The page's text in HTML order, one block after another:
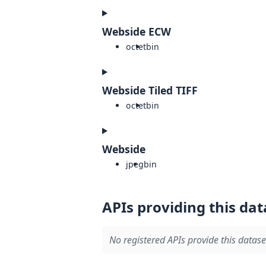
Webside ECW
octetbin
Webside Tiled TIFF
octetbin
Webside
jpegbin
APIs providing this
No registered APIs provide this